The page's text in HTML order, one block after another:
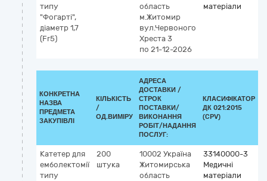
типу
"Фогарті",
діаметр 1,7
(Fr5)
область
м.Житомир
вул.Червоного
Хреста 3
по 21-12-2026
матеріали
КОНКРЕТНА
НАЗВА
ПРЕДМЕТА
ЗАКУПІВЛІ
КІЛЬКІСТЬ
/
ОД.ВИМІРУ
АДРЕСА
ДОСТАВКИ /
СТРОК
ПОСТАВКИ/
ВИКОНАННЯ
РОБІТ/НАДАННЯ
ПОСЛУГ:
КЛАСИФІКАТОР
ДК 021:2015
(CPV)
Катетер для
емболектомії
типу
200
штука
10002 Україна
Житомирська
область
33140000-3
Медичні
матеріали